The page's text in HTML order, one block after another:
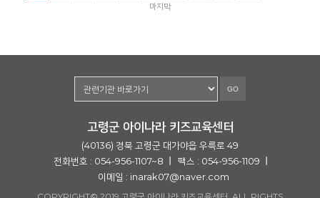
마지막
고령군 아이나라 키즈교육센터
(40136) 경북 고령군 대가야읍 우륵로 49
전화번호 : 054-956-1107~8
팩스 : 054-956-1109
이메일 : inarak07@naver.com
GO